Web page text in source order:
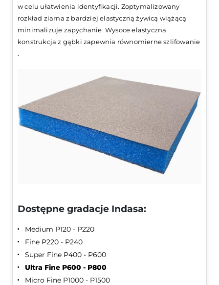
w celu ułatwienia identyfikacji. Zoptymalizowany
rozkład ziarna z bardziej elastyczną żywicą wiążącą
minimalizuje zapychanie. Wysoce elastyczna
konstrukcja z gąbki zapewnia równomierne szlifowanie
.
Dostępne gradacje Indasa:
Medium P120 - P220
Fine P220 - P240
Super Fine P400 - P600
Ultra Fine P600 - P800
Micro Fine P1000 - P1500